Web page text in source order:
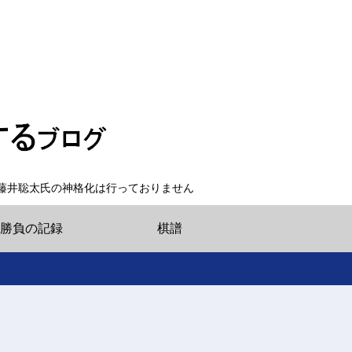
聡太氏の神格化は行っておりません
勝負の記録 棋譜